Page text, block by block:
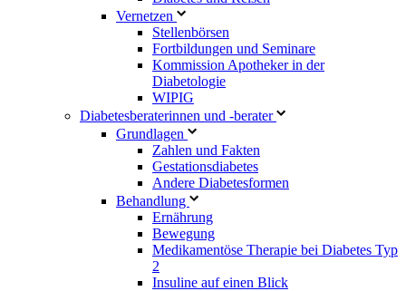
Vernetzen
Stellenbörsen
Fortbildungen und Seminare
Kommission Apotheker in der
Diabetologie
WIPIG
Diabetesberaterinnen und -berater
Grundlagen
Zahlen und Fakten
Gestationsdiabetes
Andere Diabetesformen
Behandlung
Ernährung
Bewegung
Medikamentöse Therapie bei Diabetes Typ
2
Insuline auf einen Blick